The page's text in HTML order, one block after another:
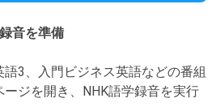
音を準備
語3、入門ビジネス英語などの番組
ジを開き、NHK語学録音を実行